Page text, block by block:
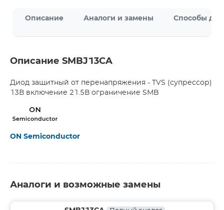
Описание Аналоги и замены Способы
Описание SMBJ13CA
Диод защитный от перенапряжения - TVS (супрессор)
13В включение 21.5В ограничение SMB
ON Semiconductor
Аналоги и возможные замены